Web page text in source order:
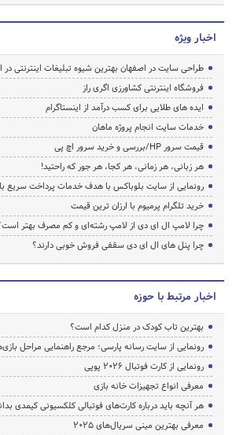
اخبار ویژه
طراحی سایت در اصفهان بهترین شیوه تبلیغات اینترنتی در
فروشگاه اینترنتی کشاورزی اگری راز
ایده های طلایی برای کسب درآمد از اینستاگرام
خدمات سایت انجام پروژه ماهان
قیمت سرور HP/بررسی و خرید سرور اچ پی
هر زبانی، هر زمانی، هر کجا، هر جور که راحتید!
رونمایی از سایت بلوباکس با هدف خدمات پرداخت سریع با
خرید تلگرام پرمیوم با ارزان ترین قیمت
چرا لامپ ال ای دی از لامپ رشته‌ای و کم مصرف بهتر
چرا پنل های ال ای دی سقفی فروش خوبی دارند؟
اخبار مرتبط با حوزه
بهترین تاب کودک در منزل کدام است؟
رونمایی از سایت رسانه پارسی؛ مرجع راهنمایی مراحل
رونمایی از کارت فوتبال ۲۰۲۶ پوپی
معرفی انواع تجهیزات خانه بازی
هر آنچه باید درباره کارت‌های فوتبالی کلکسیونی کیمدی
معرفی بهترین مینی سریال‌های 2025